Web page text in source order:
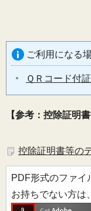
ご利用になる
ＱＲコード付
【参考：控除証明
控除証明書等の
PDF形式のファイ
お持ちでない方は